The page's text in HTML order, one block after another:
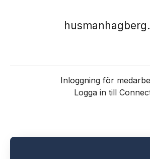
Inloggning för
Logga in till